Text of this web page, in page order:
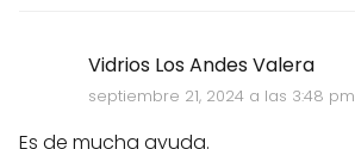
Vidrios Los Andes Valera
septiembre 21, 2024 a las 3:48 pm
Es de mucha ayuda.